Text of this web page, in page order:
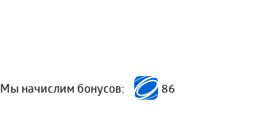
Мы начислим бонусов: 86